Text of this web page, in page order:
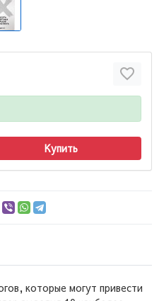
Купить
которые могут привести